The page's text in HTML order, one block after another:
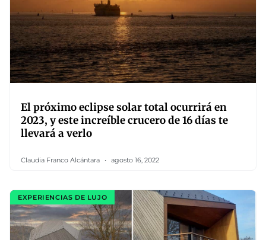
El próximo eclipse solar total ocurrirá en
2023, y este increíble crucero de 16 días te
llevará a verlo
Claudia Franco Alcántara agosto 16, 2022
EXPERIENCIAS DE LUJO